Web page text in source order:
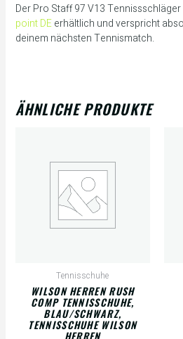
Der Pro Staff 97 V13
point DEerhältlich und verspricht
deinem nächsten Tennismatch.
ÄHNLICHE PRODUKTE
Tennisschuhe
WILSON HERREN RUSH
COMP TENNISSCHUHE,
BLAU/SCHWARZ,
TENNISSCHUHE WILSON
HERREN